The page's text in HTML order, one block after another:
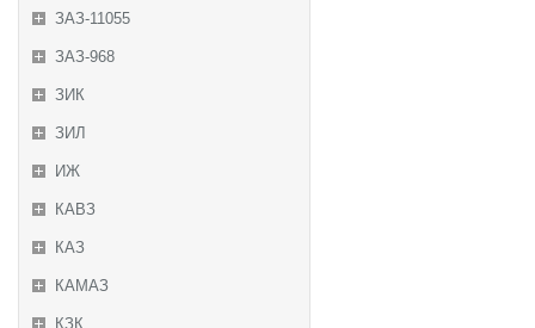
ЗАЗ-11055
ЗАЗ-968
ЗИК
ЗИЛ
ИЖ
КАВЗ
КАЗ
КАМАЗ
КЗК